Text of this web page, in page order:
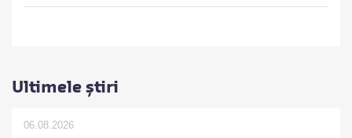
Ultimele știri
06.08.2026